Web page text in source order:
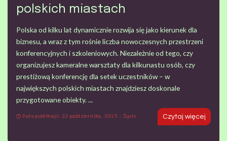
polskich miastach
Polska od kilku lat dynamicznie rozwija się jako kierunek dla
biznesu, a wraz z tym rośnie liczba nowoczesnych przestrzeni
konferencyjnych i szkoleniowych. Niezależnie od tego, czy
organizujesz kameralne warsztaty dla kilkunastu osób, czy
prestiżową konferencję dla setek uczestników – w
największych polskich miastach znajdziesz doskonale
przygotowane obiekty. ...
Data publikacji: 22 października, 2025
Życie Czytaj więcej